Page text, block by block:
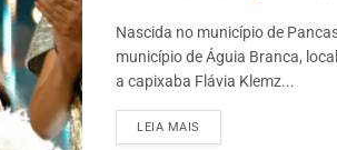
Nascida no município de
município de Águia Branca,
a capixaba Flávia Klemz...
LEIA MAIS